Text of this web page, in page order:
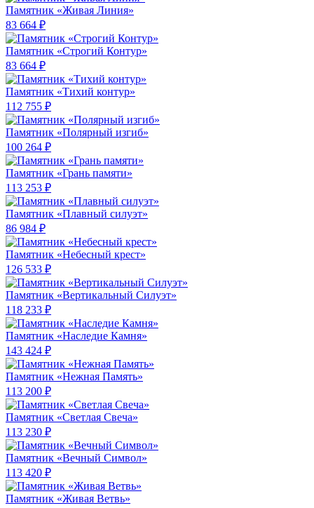
Памятник «Живая Линия»
83 664 ₽
Памятник «Строгий Контур»
83 664 ₽
Памятник «Тихий контур»
112 755 ₽
Памятник «Полярный изгиб»
100 264 ₽
Памятник «Грань памяти»
113 253 ₽
Памятник «Плавный силуэт»
86 984 ₽
Памятник «Небесный крест»
126 533 ₽
Памятник «Вертикальный Силуэт»
118 233 ₽
Памятник «Наследие Камня»
143 424 ₽
Памятник «Нежная Память»
113 200 ₽
Памятник «Светлая Свеча»
113 230 ₽
Памятник «Вечный Символ»
113 420 ₽
Памятник «Живая Ветвь»